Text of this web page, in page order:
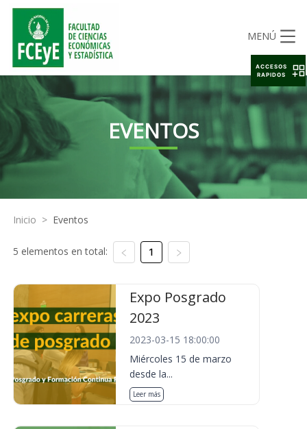
MENÚ
EVENTOS
Inicio > Eventos
5 elementos en total: 1
Expo Posgrado
2023
2023-03-15 18:00:00
Miércoles 15 de marzo
desde la...
Leer más
ACCESOS
RAPIDOS